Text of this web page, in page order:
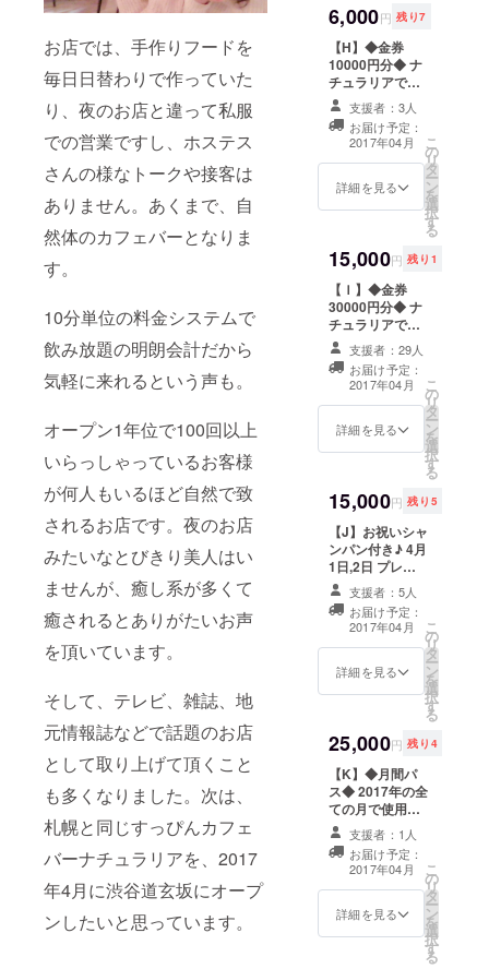
お店では、手作りフードを
毎日日替わりで作っていた
り、夜のお店と違って私服
での営業ですし、ホステス
さんの様なトークや接客は
ありません。あくまで、自
然体のカフェバーとなりま
す。
10分単位の料金システムで
飲み放題の明朗会計だから
気軽に来れるという声も。
オープン1年位で100回以上
いらっしゃっているお客様
が何人もいるほど自然で致
されるお店です。夜のお店
みたいなとびきり美人はい
ませんが、癒し系が多くて
癒されるとありがたいお声
を頂いています。
そして、テレビ、雑誌、地
元情報誌などで話題のお店
として取り上げて頂くこと
も多くなりました。次は、
札幌と同じすっぴんカフェ
バーナチュラリアを、2017
年4月に渋谷道玄坂にオープ
ンしたいと思っています。
リですが、暖か
く見守ってくだ
さい！ 時間無制
限飲み放題＋女
の子の手作り
フード付き ※1,2
日お好きな日を
選んで下さい ※1
枚に付き御一人
名さまでご来店
の場合には２枚
6,000円 残り7
【H】◆金券
10000円分◆ ナ
チュラリアで使
用出来る金券に
なります。（札
幌・渋谷両方で
ご使用可能で
す）
支援者：3人
お届け予定：
2017年04月
詳細を見る
こ
の
リ
タ
ー
ン
を
選
択
す
る
15,000円 残り1
【Ｉ】◆金券
30000円分◆ ナ
チュラリアで使
用出来る金券に
なります。（札
幌・渋谷両方で
ご使用可能で
す）
支援者：29人
お届け予定：
2017年04月
詳細を見る
こ
の
リ
タ
ー
ン
を
選
択
す
る
15,000円 残り5
【J】お祝いシャ
ンパン付き♪ 4月
1日,2日 プレ
オープン特別招
待券(渋谷店) 関
係者限定のプレ
オープン2日間に
限定招待！！ 一
般のお客様は入
てしまう可能性
アリですが、暖
かく見守って下
さい！ ※ シャン
パン1本付＋時間
無制限飲み放題
＋女の子の手作
りフード付き
1,2日お好きな日
1枚に付き御一人
様入店可能
支援者：5人
お届け予定：
2017年04月
詳細を見る
こ
の
リ
タ
ー
ン
を
選
択
す
る
25,000円 残り4
【K】◆月間パ
ス◆ 2017年の全
ての月で使用可
能な席料無料の
月間パスになり
ます。 ※札幌店/
渋谷店、両店で
ご利用いただけ
ます ※1日3時間
支援者：1人
お届け予定：
2017年04月
詳細を見る
こ
の
リ
タ
ー
ン
を
選
択
す
る